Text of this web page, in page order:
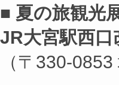
■ 夏の旅観光
JR大宮駅西
（〒330-